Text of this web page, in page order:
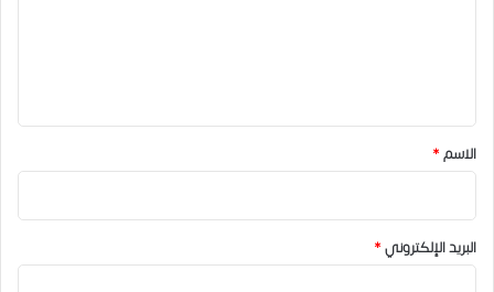
*
الاسم*
البريد الإلكتروني*